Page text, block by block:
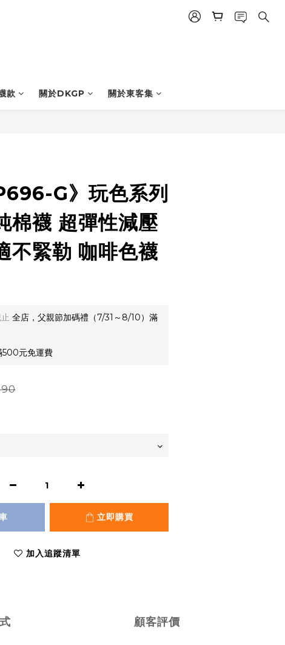
款 關於DKGP 關於東客集
G》玩色系列
棉襪 超彈性減壓
不緊勒 咖啡色襪
全店，父親節加碼禮（7/31～8/10）滿
500元免運費
立即購買
加入追蹤清單
顧客評價